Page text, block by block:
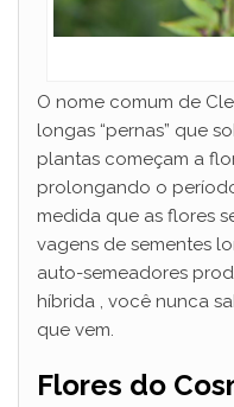
O nome comum de
longas “pernas” que
plantas começam a
prolongando o
medida que as flores
vagens de sementes
auto-semeadores
híbrida , você nunca
que vem.
Flores do